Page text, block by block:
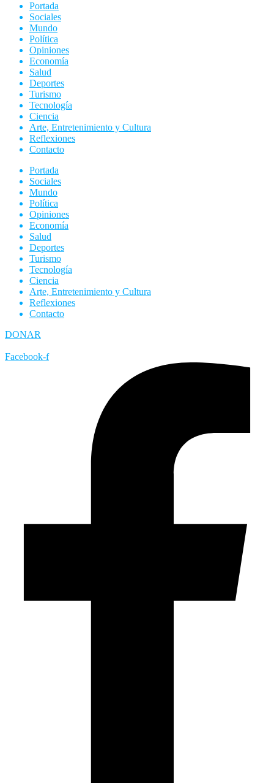
Portada
Sociales
Mundo
Política
Opiniones
Economía
Salud
Deportes
Turismo
Tecnología
Ciencia
Arte, Entretenimiento y Cultura
Reflexiones
Contacto
Portada
Sociales
Mundo
Política
Opiniones
Economía
Salud
Deportes
Turismo
Tecnología
Ciencia
Arte, Entretenimiento y Cultura
Reflexiones
Contacto
DONAR
Facebook-f